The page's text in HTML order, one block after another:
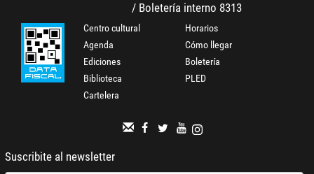
/ Boletería interno 8313
Centro cultural
Agenda
Ediciones
Biblioteca
Cartelera
Horarios
Cómo llegar
Boletería
PLED
Suscribite al newsletter